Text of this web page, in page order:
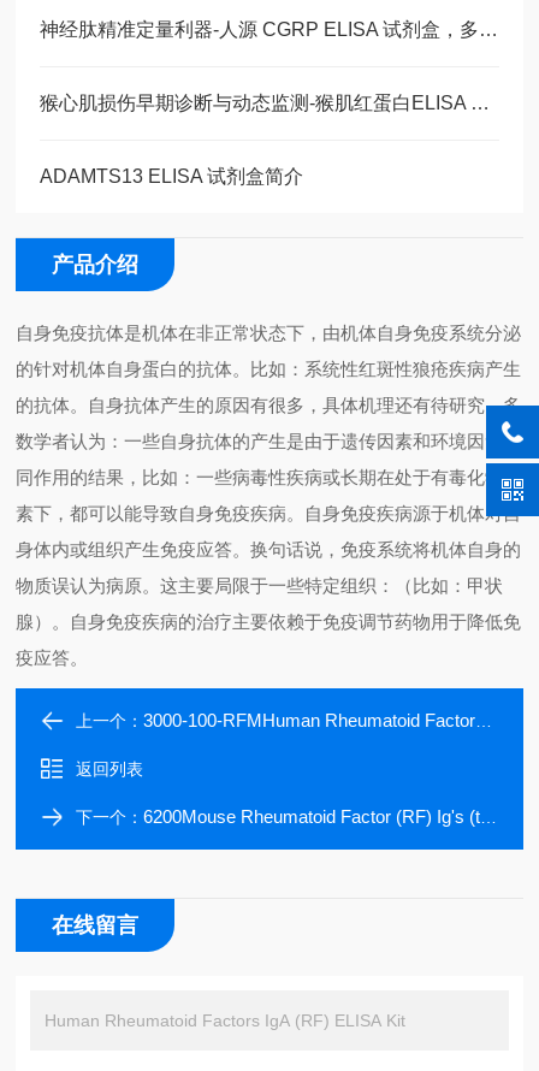
神经肽精准定量利器-人源 CGRP ELISA 试剂盒，多类型样本直接检测
猴心肌损伤早期诊断与动态监测-猴肌红蛋白ELISA 试剂盒
ADAMTS13 ELISA 试剂盒简介
产品介绍
自身免疫抗体是机体在非正常状态下，由机体自身免疫系统分泌
的针对机体自身蛋白的抗体。比如：系统性红斑性狼疮疾病产生
的抗体。自身抗体产生的原因有很多，具体机理还有待研究。多
数学者认为：一些自身抗体的产生是由于遗传因素和环境因素共
同作用的结果，比如：一些病毒性疾病或长期在处于有毒化学毒
素下，都可以能导致自身免疫疾病。自身免疫疾病源于机体对自
身体内或组织产生免疫应答。换句话说，免疫系统将机体自身的
物质误认为病原。这主要局限于一些特定组织：（比如：甲状
腺）。自身免疫疾病的治疗主要依赖于免疫调节药物用于降低免
疫应答。
上一个：3000-100-RFMHuman Rheumatoid Factors IgM (RF) ELISA Kit Semi-Quantitative
返回列表
下一个：6200Mouse Rheumatoid Factor (RF) Ig's (total (A+G+M) ELISA kit
在线留言